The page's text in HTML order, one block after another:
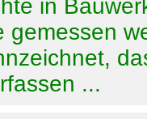
in
gemessen
...